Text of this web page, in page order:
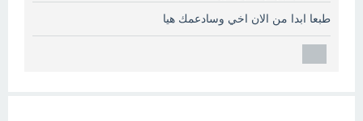
طبعا ابدا من الان اخي وسادعمك هيا